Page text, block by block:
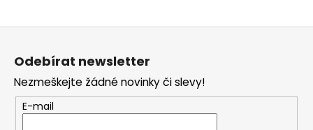
Z
Odebírat newsletter
Nezmeškejte žádné novinky či slevy!
E-mail